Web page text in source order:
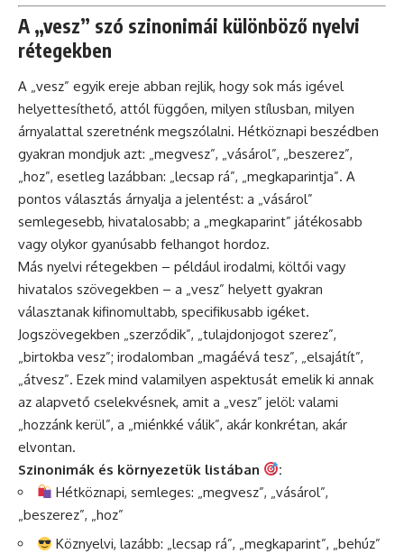
A „vesz” szó szinonimái különböző nyelvi
rétegekben
A „vesz” egyik ereje abban rejlik, hogy sok más igével
helyettesíthető, attól függően, milyen stílusban, milyen
árnyalattal szeretnénk megszólalni. Hétköznapi beszédben
gyakran mondjuk azt: „megvesz”, „vásárol”, „beszerez”,
„hoz”, esetleg lazábban: „lecsap rá”, „megkaparintja”. A
pontos választás árnyalja a jelentést: a „vásárol”
semlegesebb, hivatalosabb; a „megkaparint” játékosabb
vagy olykor gyanúsabb felhangot hordoz.
Más nyelvi rétegekben – például irodalmi, költői vagy
hivatalos szövegekben – a „vesz” helyett gyakran
választanak kifinomultabb, specifikusabb igéket.
Jogszövegekben „szerződik”, „tulajdonjogot szerez”,
„birtokba vesz”; irodalomban „magáévá tesz”, „elsajátít”,
„átvesz”. Ezek mind valamilyen aspektusát emelik ki annak
az alapvető cselekvésnek, amit a „vesz” jelöl: valami
„hozzánk kerül”, a „miénkké válik”, akár konkrétan, akár
elvontan.
Szinonimák és környezetük listában
:
Hétköznapi, semleges: „megvesz”, „vásárol”,
„beszerez”, „hoz”
Köznyelvi, lazább: „lecsap rá”, „megkaparint”, „behúz”